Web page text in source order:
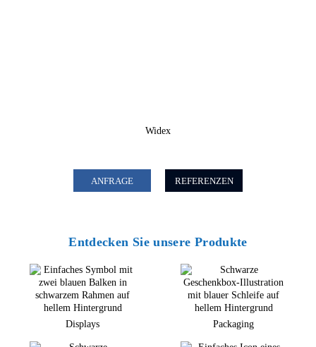
Widex
ANFRAGE REFERENZEN
Entdecken Sie unsere Produkte
Displays Packaging